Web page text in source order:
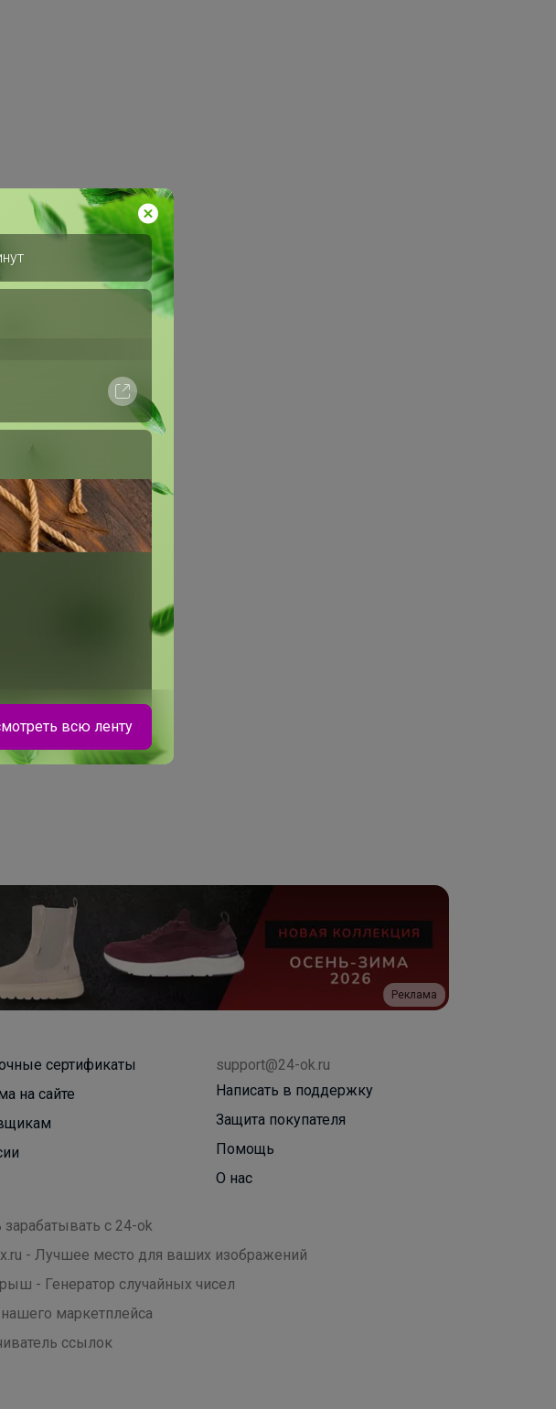
размер.
Реклама
сертификаты
на сайте
support@24-ok.ru
Написать в поддержку
Защита покупателя
Помощь
О нас
зарабатывать с 24-ok
- Лучшее место для ваших изображений
- Генератор случайных чисел
маркетплейса
ссылок
для
всю ленту